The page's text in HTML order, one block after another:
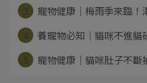
寵物健康｜梅雨季來臨
養寵物必知｜貓咪不進
寵物健康｜貓咪肚子不